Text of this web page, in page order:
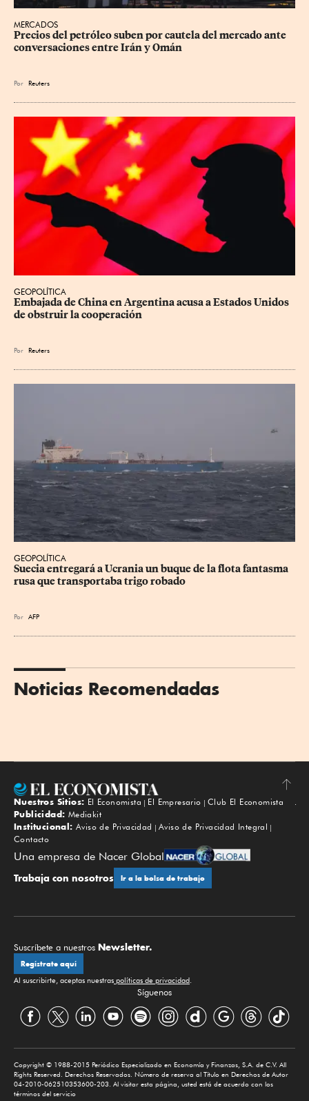
MERCADOS
Precios ⁠del petróleo suben por cautela del mercado ante
conversaciones entre Irán y Omán
Por Reuters
GEOPOLÍTICA
Embajada de China en Argentina acusa a Estados Unidos
de obstruir la cooperación
Por Reuters
GEOPOLÍTICA
Suecia entregará a Ucrania un buque de la flota fantasma
rusa que transportaba trigo robado
Por AFP
Noticias Recomendadas
Subir
Nuestros Sitios: El Economista El Empresario
Club El Economista
Publicidad: Mediakit
Institucional: Aviso de Privacidad
Aviso de Privacidad Integral
Contacto
Una empresa de Nacer Global
Trabaja con nosotros Ir a la bolsa de trabajo
Suscríbete a nuestros Newsletter.
Regístrate aquí
Al suscribirte, aceptas nuestras políticas de privacidad
Síguenos
Copyright © 1988-2015 Periódico Especializado en Economía y Finanzas, S.A. de C.V. All
Rights Reserved. Derechos Reservados. Número de reserva al Título en Derechos de Autor
04-2010-062510353600-203. Al visitar esta página, usted está de acuerdo con los
términos del servicio